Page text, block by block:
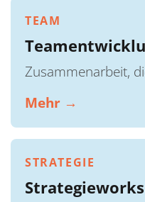
TEAM
Zusammenarbeit,
Mehr →
STRATEGIE